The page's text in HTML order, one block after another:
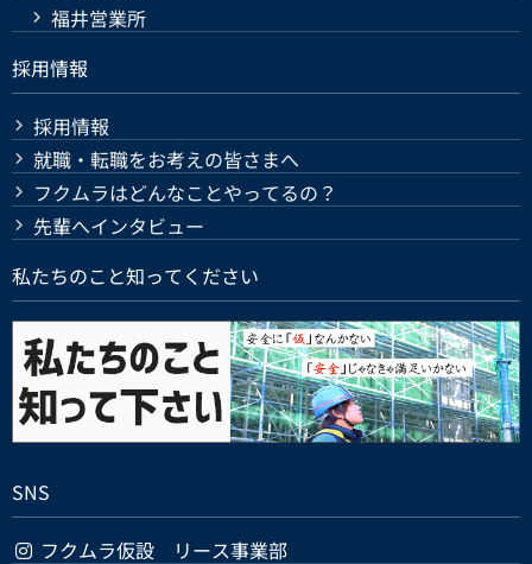
福井営業所
採用情報
採用情報
就職・転職をお考えの皆さまへ
フクムラはどんなことやってるの？
先輩へインタビュー
私たちのこと知ってください
SNS
フクムラ仮設 リース事業部